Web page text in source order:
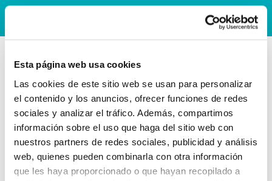
Esta página web usa cookies
Las cookies de este sitio web se usan para personalizar
el contenido y los anuncios, ofrecer funciones de redes
sociales y analizar el tráfico. Además, compartimos
información sobre el uso que haga del sitio web con
nuestros partners de redes sociales, publicidad y análisis
web, quienes pueden combinarla con otra información
que les haya proporcionado o que hayan recopilado a